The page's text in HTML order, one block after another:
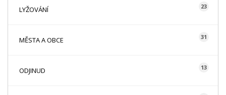
LYŽOVÁNÍ 23
MĚSTA A OBCE 31
ODJINUD 13